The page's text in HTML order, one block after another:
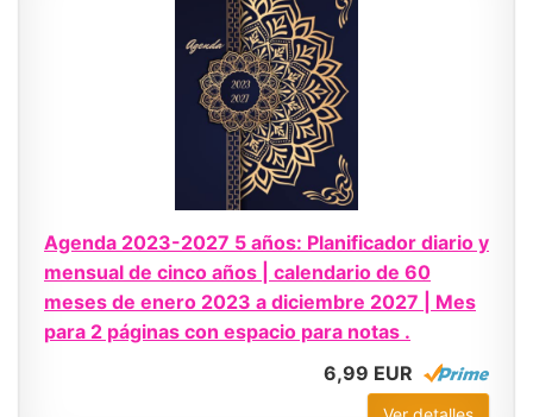
Agenda 2023-2027 5 años: Planificador diario y
mensual de cinco años | calendario de 60
meses de enero 2023 a diciembre 2027 | Mes
para 2 páginas con espacio para notas .
6,99 EUR